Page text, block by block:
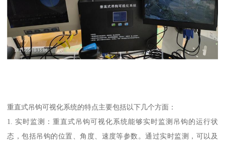
重直式吊钩可视化系统的特点主要包括以下几个方面：
1. 实时监测：重直式吊钩可视化系统能够实时监测吊钩的运行状
态，包括吊钩的位置、角度、速度等参数。通过实时监测，可以及